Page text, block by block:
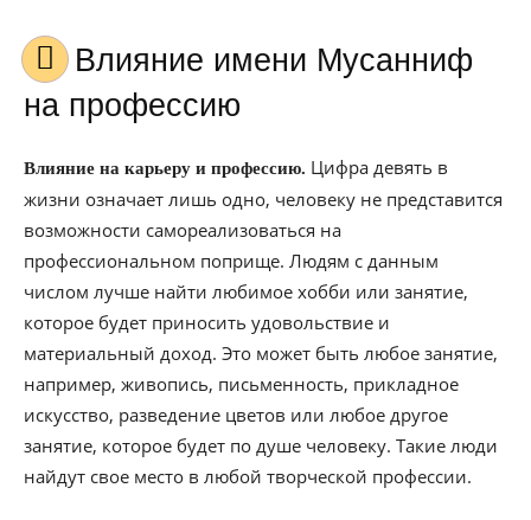
Влияние имени Мусанниф
на профессию
Влияние на карьеру и профессию. Цифра девять в
жизни означает лишь одно, человеку не представится
возможности самореализоваться на
профессиональном поприще. Людям с данным
числом лучше найти любимое хобби или занятие,
которое будет приносить удовольствие и
материальный доход. Это может быть любое занятие,
например, живопись, письменность, прикладное
искусство, разведение цветов или любое другое
занятие, которое будет по душе человеку. Такие люди
найдут свое место в любой творческой профессии.